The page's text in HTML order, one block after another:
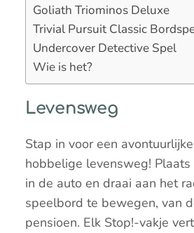
Goliath Triominos Deluxe
Trivial Pursuit Classic
Undercover Detective Spel
Wie is het?
Levensweg
Stap in voor een
hobbelige levensweg!
in de auto en draai aan het
speelbord te bewegen, van
pensioen. Elk Stop!-vakje